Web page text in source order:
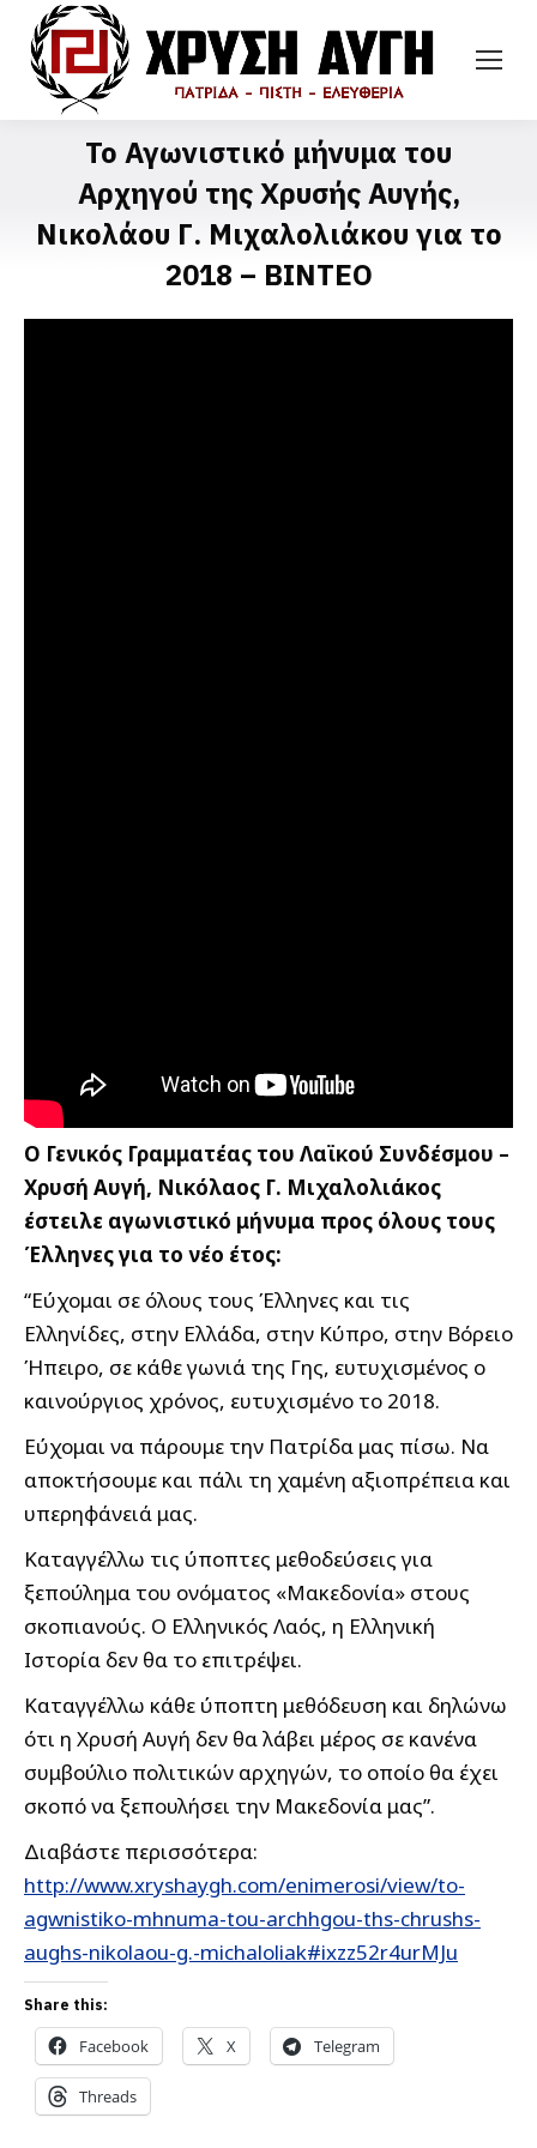
Το Αγωνιστικό μήνυμα του
Αρχηγού της Χρυσής Αυγής,
Νικολάου Γ. Μιχαλολιάκου για το
2018 – ΒΙΝΤΕΟ
Ο Γενικός Γραμματέας του Λαϊκού Συνδέσμου –
Χρυσή Αυγή, Νικόλαος Γ. Μιχαλολιάκος
έστειλε αγωνιστικό μήνυμα προς όλους τους
Έλληνες για το νέο έτος:
“Εύχομαι σε όλους τους Έλληνες και τις
Ελληνίδες, στην Ελλάδα, στην Κύπρο, στην Βόρειο
Ήπειρο, σε κάθε γωνιά της Γης, ευτυχισμένος ο
καινούργιος χρόνος, ευτυχισμένο το 2018.
Εύχομαι να πάρουμε την Πατρίδα μας πίσω. Να
αποκτήσουμε και πάλι τη χαμένη αξιοπρέπεια και
υπερηφάνειά μας.
Καταγγέλλω τις ύποπτες μεθοδεύσεις για
ξεπούλημα του ονόματος «Μακεδονία» στους
σκοπιανούς. Ο Ελληνικός Λαός, η Ελληνική
Ιστορία δεν θα το επιτρέψει.
Καταγγέλλω κάθε ύποπτη μεθόδευση και δηλώνω
ότι η Χρυσή Αυγή δεν θα λάβει μέρος σε κανένα
συμβούλιο πολιτικών αρχηγών, το οποίο θα έχει
σκοπό να ξεπουλήσει την Μακεδονία μας”.
Διαβάστε περισσότερα:
http://www.xryshaygh.com/enimerosi/view/to-
agwnistiko-mhnuma-tou-archhgou-ths-chrushs-
aughs-nikolaou-g.-michaloliak#ixzz52r4urMJu
Share this:
Facebook X Telegram
Threads